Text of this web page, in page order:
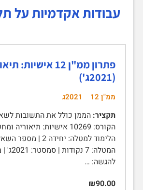
עבודות אקדמיות על
פתרון ממ"ן 12
(2021ג')
ממ"ן 12 2021ג
תקציר:
הקורס: 10269 אישיות:
המטלה: 7
להגשה: …
₪90.00